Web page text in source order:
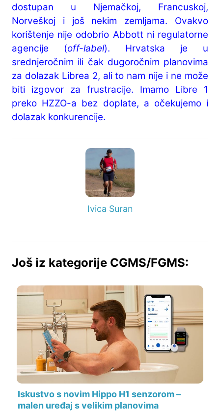
dostupan u Njemačkoj, Francuskoj,
Norveškoj i još nekim zemljama. Ovakvo
korištenje nije odobrio Abbott ni regulatorne
agencije (off-label). Hrvatska je u
srednjeročnim ili čak dugoročnim planovima
za dolazak Librea 2, ali to nam nije i ne može
biti izgovor za frustracije. Imamo Libre 1
preko HZZO-a bez doplate, a očekujemo i
dolazak konkurencije.
Ivica Suran
Još iz kategorije CGMS/FGMS:
Iskustvo s novim Hippo H1 senzorom –
malen uređaj s velikim planovima